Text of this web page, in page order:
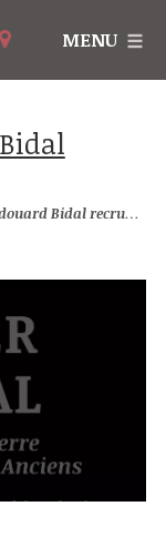
MENU
Bidal recrute....